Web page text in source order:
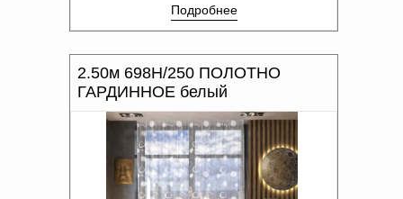
Подробнее
2.50м 698Н/250 ПОЛОТНО
ГАРДИННОЕ белый